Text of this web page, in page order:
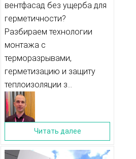
ВЕНТФАСАД, НЕ
ПОВРЕДИВ
ГЕРМЕТИЧНОСТЬ
вентфасад без ущерба для
герметичности?
Разбираем технологии
монтажа с
терморазрывами,
герметизацию и защиту
теплоизоляции з...
Читать далее